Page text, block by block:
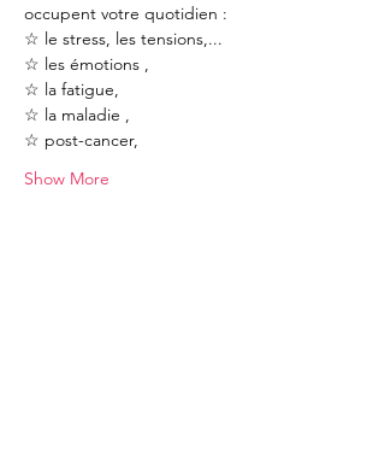
occupent votre quotidien :
☆ le stress, les tensions,...
☆ les émotions ,
☆ la fatigue,
☆ la maladie ,
☆ post-cancer,
Show More